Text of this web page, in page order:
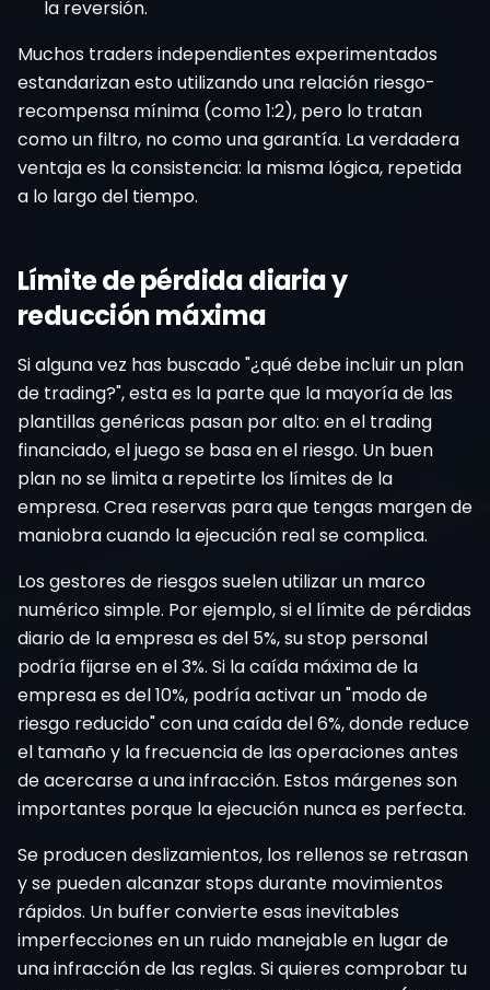
la reversión.
Muchos traders independientes experimentados
estandarizan esto utilizando una relación riesgo-
recompensa mínima (como 1:2), pero lo tratan
como un filtro, no como una garantía. La verdadera
ventaja es la consistencia: la misma lógica, repetida
a lo largo del tiempo.
Límite de pérdida diaria y
reducción máxima
Si alguna vez has buscado "¿qué debe incluir un plan
de trading?", esta es la parte que la mayoría de las
plantillas genéricas pasan por alto: en el trading
financiado, el juego se basa en el riesgo. Un buen
plan no se limita a repetirte los límites de la
empresa. Crea reservas para que tengas margen de
maniobra cuando la ejecución real se complica.
Los gestores de riesgos suelen utilizar un marco
numérico simple. Por ejemplo, si el límite de pérdidas
diario de la empresa es del 5%, su stop personal
podría fijarse en el 3%. Si la caída máxima de la
empresa es del 10%, podría activar un "modo de
riesgo reducido" con una caída del 6%, donde reduce
el tamaño y la frecuencia de las operaciones antes
de acercarse a una infracción. Estos márgenes son
importantes porque la ejecución nunca es perfecta.
Se producen deslizamientos, los rellenos se retrasan
y se pueden alcanzar stops durante movimientos
rápidos. Un buffer convierte esas inevitables
imperfecciones en un ruido manejable en lugar de
una infracción de las reglas. Si quieres comprobar tu